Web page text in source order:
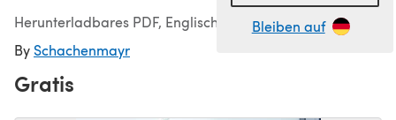
Bleiben auf
Herunterladbares PDF, Englisch, Deutsch
By Schachenmayr
Gratis